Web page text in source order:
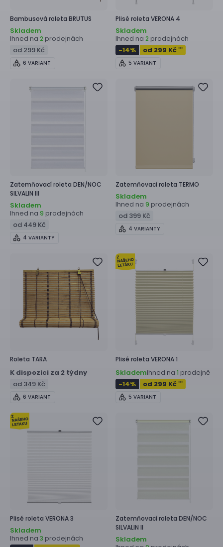
Bambusová roleta BRUTUS
Skladem
Ihned na 2 prodejnách
od 299 Kč
6 VARIANT
Plisé roleta VERONA 4
Skladem
Ihned na 2 prodejnách
-14% od 299 Kč ***
5 VARIANT
Zatemňovací roleta DEN/NOC
SILVALIN III
Skladem
Ihned na 9 prodejnách
od 449 Kč
4 VARIANTY
Zatemňovací roleta TERMO
Skladem
Ihned na 9 prodejnách
od 399 Kč
4 VARIANTY
Roleta TARA
K dispozici za 2 týdny
od 349 Kč
6 VARIANT
Plisé roleta VERONA 1
SklademIhned na 1 prodejně
-14% od 299 Kč ***
5 VARIANT
Plisé roleta VERONA 3
Skladem
Ihned na 3 prodejnách
Zatemňovací roleta DEN/NOC
SILVALIN II
Skladem